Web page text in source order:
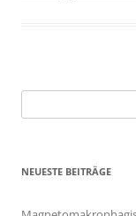
nach:
NEUESTE BEITRÄGE